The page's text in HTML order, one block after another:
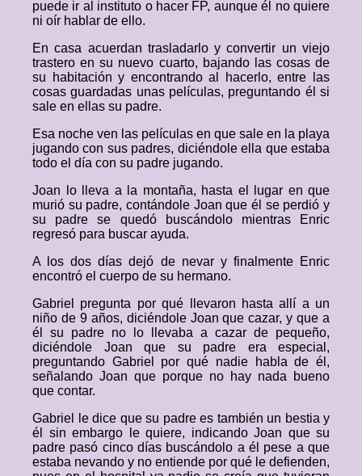
puede ir al instituto o hacer FP, aunque él no quiere
ni oír hablar de ello.
En casa acuerdan trasladarlo y convertir un viejo
trastero en su nuevo cuarto, bajando las cosas de
su habitación y encontrando al hacerlo, entre las
cosas guardadas unas películas, preguntando él si
sale en ellas su padre.
Esa noche ven las películas en que sale en la playa
jugando con sus padres, diciéndole ella que estaba
todo el día con su padre jugando.
Joan lo lleva a la montaña, hasta el lugar en que
murió su padre, contándole Joan que él se perdió y
su padre se quedó buscándolo mientras Enric
regresó para buscar ayuda.
A los dos días dejó de nevar y finalmente Enric
encontró el cuerpo de su hermano.
Gabriel pregunta por qué llevaron hasta allí a un
niño de 9 años, diciéndole Joan que cazar, y que a
él su padre no lo llevaba a cazar de pequeño,
diciéndole Joan que su padre era especial,
preguntando Gabriel por qué nadie habla de él,
señalando Joan que porque no hay nada bueno
que contar.
Gabriel le dice que su padre es también un bestia y
él sin embargo le quiere, indicando Joan que su
padre pasó cinco días buscándolo a él pese a que
estaba nevando y no entiende por qué le defienden,